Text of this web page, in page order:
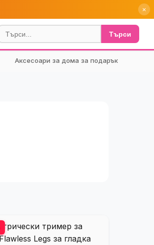
×
Търси
Аксесоари за дома за подарък